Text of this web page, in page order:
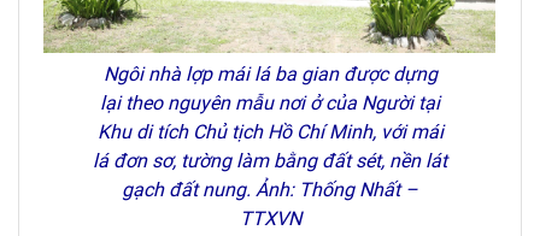
Ngôi nhà lợp mái lá ba gian được dựng
lại theo nguyên mẫu nơi ở của Người tại
Khu di tích Chủ tịch Hồ Chí Minh, với mái
lá đơn sơ, tường làm bằng đất sét, nền lát
gạch đất nung. Ảnh: Thống Nhất –
TTXVN